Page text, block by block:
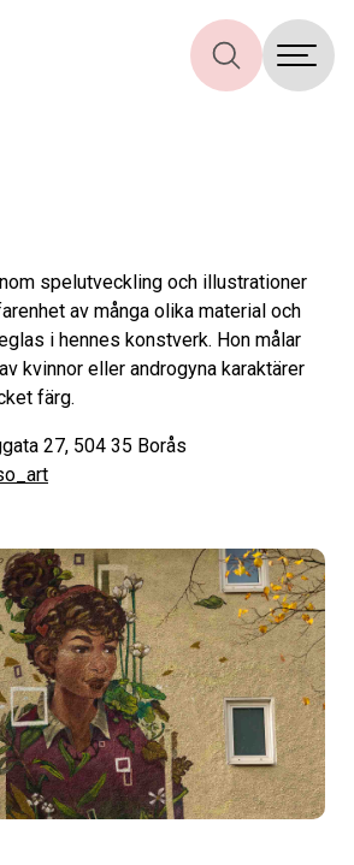
spelutveckling och illustrationer
av många olika material och
i hennes konstverk. Hon målar
kvinnor eller androgyna karaktärer
färg.
27, 504 35 Borås